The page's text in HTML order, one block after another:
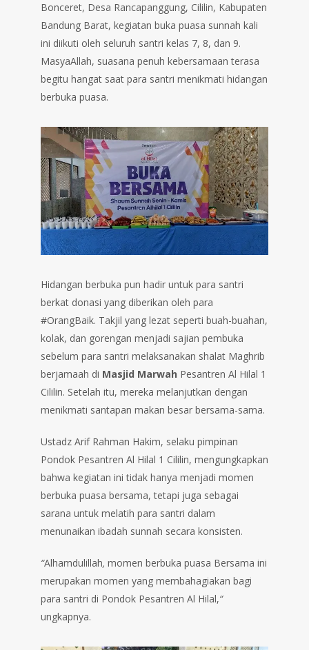
Bonceret, Desa Rancapanggung, Cililin, Kabupaten
Bandung Barat, kegiatan buka puasa sunnah kali
ini diikuti oleh seluruh santri kelas 7, 8, dan 9.
MasyaAllah, suasana penuh kebersamaan terasa
begitu hangat saat para santri menikmati hidangan
berbuka puasa.
Hidangan berbuka pun hadir untuk para santri
berkat donasi yang diberikan oleh para
#OrangBaik. Takjil yang lezat seperti buah-buahan,
kolak, dan gorengan menjadi sajian pembuka
sebelum para santri melaksanakan shalat Maghrib
berjamaah di Masjid Marwah Pesantren Al Hilal 1
Cililin. Setelah itu, mereka melanjutkan dengan
menikmati santapan makan besar bersama-sama.
Ustadz Arif Rahman Hakim, selaku pimpinan
Pondok Pesantren Al Hilal 1 Cililin, mengungkapkan
bahwa kegiatan ini tidak hanya menjadi momen
berbuka puasa bersama, tetapi juga sebagai
sarana untuk melatih para santri dalam
menunaikan ibadah sunnah secara konsisten.
“Alhamdulillah, momen berbuka puasa Bersama ini
merupakan momen yang membahagiakan bagi
para santri di Pondok Pesantren Al Hilal,“
ungkapnya.